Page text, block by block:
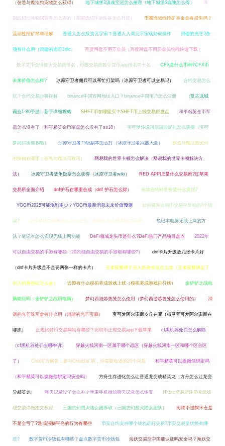
（创造与魔法狗宠物怎么获得） 地下城堡3汲魂宝冠怎么摧毁（地下城堡3魂魄怎么得） 帝
国战纪红将秘籍装备怎么弄的（帝国战纪手游装备怎么升星） 币圈流动性挖矿本金会有损失吗？
流动性挖矿简单理解 普通人怎么投资元宇宙？普通人入局元宇宙该如何操作 消逝的光芒2杂
项有什么用（消逝的光芒2dlc） 百度网盘不用开会员（百度网盘不用开会员也能快速下载）
数字货币全球最大交易所排名，币圈交易所数字货币app排名前十名 CFX是什么币种?CFX币
未来价值怎么样? 冰原守卫者佣兵可以帮忙打架吗（冰原守卫者可以交易吗） 合约交易怎么
玩？合约交易步骤详解 binance中国官网地址入口？binance中国用户怎么注册 （复古龙城
霸业1·80手游）新手详细攻略 SHFT币在哪里买？SHFT币上线交易所盘点 和平精英金币军
需怎么没有了（和平精英金币军需怎么没有了ss18） 宝可梦传说阿尔宙斯泥丸怎么获得（宝可
梦阿尔宙斯攻略） 冰原守卫者75级副本怎么打（冰原守卫者武器大全） 创造与魔法雅安河
的辣椒在哪里（创造与魔法贝雅河） 网易我的世界卡顿怎么解决（网易我的世界卡顿解决方
法） 冰原守卫者战争勋章怎么获得（冰原守卫者wiki） RED APPLE是什么交易所?红苹果
交易所全面介绍 dnf护石在哪里合成（dnf 护石怎么得） 永续合约对手价是什么意思?
YGG币2025可能涨到多少？YGG币最新消息未来价值预测 如何避免比特币交易中常犯的7个错
误? 宝可梦阿尔宙斯皮丘怎么进化（去吧皮卡丘神宠阿尔宙斯） 笔记本电脑无线上网的方
法？笔记本怎么实现无线上网功能 DeFi领域龙头币是什么?DeFi热门产品项目盘点 2022年
可以自由交易的手游有哪些（2021能自由交易的手游都有哪些?） dnf卡片升级放几张卡片好
（dnf卡片升级是不是要两张一样的卡片） 王者荣耀绑了别人的身份证怎么改（王者荣耀绑定了
别人的身份证怎么改） 近期有什么模拟养成游戏上线（模拟养成游戏排行榜） 金铲铲之战电
脑能玩吗（金铲铲之战用电脑） 梦幻西游炼兽笼怎么使用（梦幻西游炼兽笼怎么使用的） 消
逝的光芒珠宝盒有什么用（消逝的光芒宝藏） 宝可梦阿尔宙斯皮丘在哪（精灵宝可梦阿尔宙斯在
哪抓） 正规比特币交易网站有哪些？比特币正规交易app下载苹果 cf黑机器处罚怎么解除
（cf黑机器处罚去哪申诉） 穿越火线河南一区属于哪个战区（穿越火线河南一区和哪个区合区
了） Chia官方解答：参与Chia挖矿前，你需要知道的20个问题 和平精英可以换微信绑定吗
（和平精英可以换微信绑定吗安全吗） 方舟生存进化怎么让普通龙变成精英龙（方舟怎么让龙变
异精英龙） 聊天记录没了怎么办？苹果手机微信聊天记录怎么恢复 Hitbtc交易所注册充值提
现交易详细图文教程 三国志幻想大陆女团养谁（三国志幻想大陆女团队） 比特币强制平仓是
不是全亏了?造成强制平仓的行为有哪些 币安合约支持哪个钱包进行交易?币安交易所优势有哪
些? 数字货币冷钱包有哪些？盘点数字货币冷钱包 海妖交易所中国能认证吗安全吗？海妖交